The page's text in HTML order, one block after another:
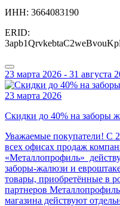
ИНН: 3664083190
ERID:
23 марта 2026 - 31 августа
23 марта 2026
Скидки до 40% на заборы
Уважаемые покупатели! С
всех офисах продаж
«Металлопрофиль»
заборы-жалюзи и
товары, приобретённые в
партнеров
магазина действуют